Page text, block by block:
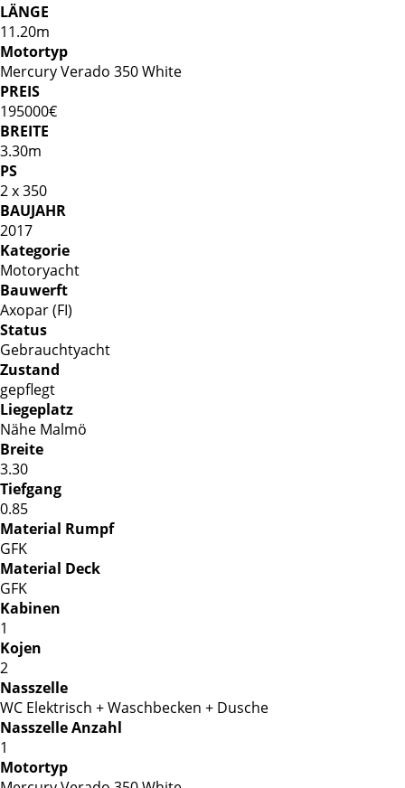
LÄNGE
11.20m
Motortyp
Mercury Verado 350 White
PREIS
195000€
BREITE
3.30m
PS
2 x 350
BAUJAHR
2017
Kategorie
Motoryacht
Bauwerft
Axopar (FI)
Status
Gebrauchtyacht
Zustand
gepflegt
Liegeplatz
Nähe Malmö
Breite
3.30
Tiefgang
0.85
Material Rumpf
GFK
Material Deck
GFK
Kabinen
1
Kojen
2
Nasszelle
WC Elektrisch + Waschbecken + Dusche
Nasszelle Anzahl
1
Motortyp